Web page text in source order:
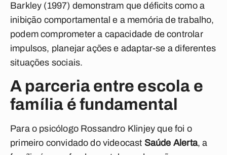
Barkley (1997) demonstram que déficits como a
inibição comportamental e a memória de trabalho,
podem comprometer a capacidade de controlar
impulsos, planejar ações e adaptar-se a diferentes
situações sociais.
A parceria entre escola e
família é fundamental
Para o psicólogo Rossandro Klinjey que foi o
primeiro convidado do videocast Saúde Alerta, a